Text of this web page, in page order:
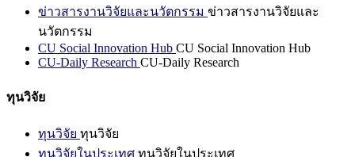
ข่าวสารงานวิจัยและนวัตกรรม ข่าวสารงานวิจัยและ
นวัตกรรม
CU Social Innovation Hub CU Social Innovation Hub
CU-Daily Research CU-Daily Research
ทุนวิจัย
ทุนวิจัย ทุนวิจัย
ทุนวิจัยในประเทศ ทุนวิจัยในประเทศ